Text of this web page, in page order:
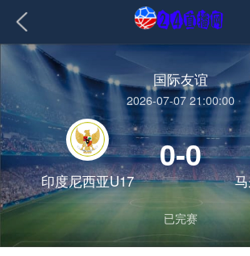
国际友谊
2026-07-07 21:00:00
印度尼西亚U17
0-0
已完赛